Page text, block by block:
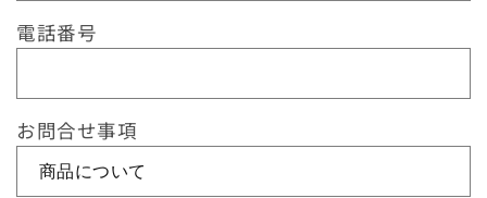
特徴から探す
紙質から探す
電話番号
お問合せ事項